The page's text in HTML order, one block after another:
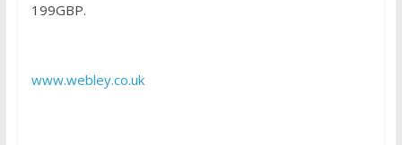
199GBP.
www.webley.co.uk